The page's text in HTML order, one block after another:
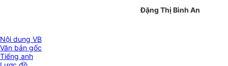
Đặng Thị Bình An
Nội dung VB
Văn bản gốc
Tiếng anh